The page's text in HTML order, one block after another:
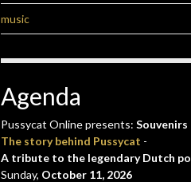
music
Agenda
Pussycat Online presents: Souvenirs
The story behind Pussycat -
A tribute to the legendary Dutch
Sunday, October 11, 2026